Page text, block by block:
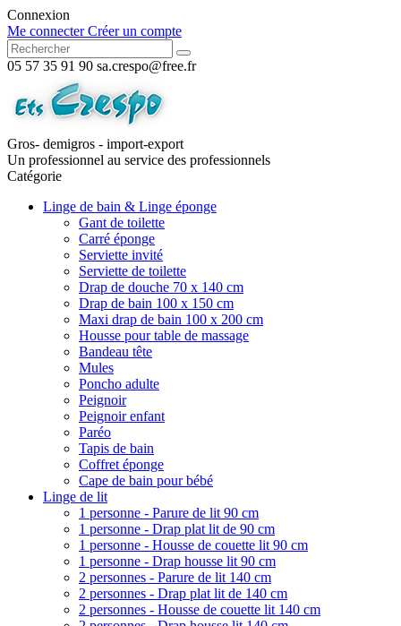
Connexion
Me connecter Créer un compte
05 57 35 91 90 sa.crespo@free.fr
Gros- demigros - import-export
Un professionnel au service des professionnels
Catégorie
Linge de bain & Linge éponge
Gant de toilette
Carré éponge
Serviette invité
Serviette de toilette
Drap de douche 70 x 140 cm
Drap de bain 100 x 150 cm
Maxi drap de bain 100 x 200 cm
Housse pour table de massage
Bandeau tête
Mules
Poncho adulte
Peignoir
Peignoir enfant
Paréo
Tapis de bain
Coffret éponge
Cape de bain pour bébé
Linge de lit
1 personne - Parure de lit 90 cm
1 personne - Drap plat lit de 90 cm
1 personne - Housse de couette lit 90 cm
1 personne - Drap housse lit 90 cm
2 personnes - Parure de lit 140 cm
2 personnes - Drap plat lit de 140 cm
2 personnes - Housse de couette lit 140 cm